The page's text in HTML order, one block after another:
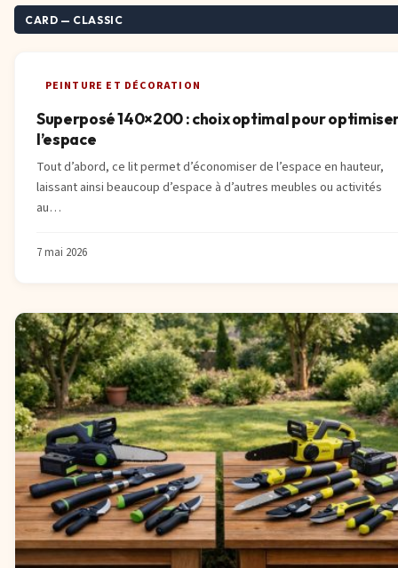
branches pour jardin domestique
27 avril 2026
Worx vs hilti : meilleurs outils à batterie pour
travaux et jardinage à domicile
CARD — CLASSIC
PEINTURE ET DÉCORATION
Superposé 140×200 : choix optimal pour
l’espace
Tout d’abord, ce lit permet d’économiser de l’espace en hauteur,
laissant ainsi beaucoup d’espace à d’autres meubles ou activités
au…
7 mai 2026